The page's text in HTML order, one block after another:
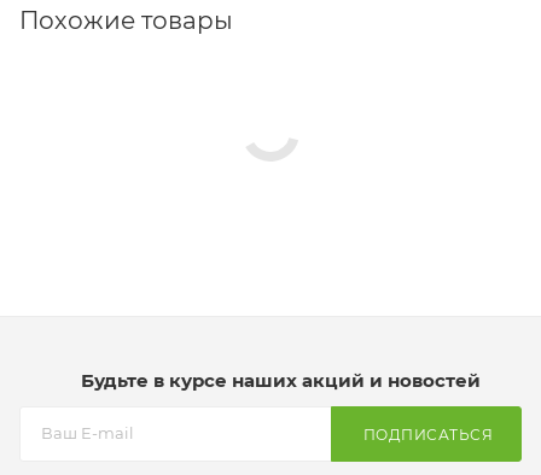
Похожие товары
Будьте в курсе наших акций и новостей
ПОДПИСАТЬСЯ